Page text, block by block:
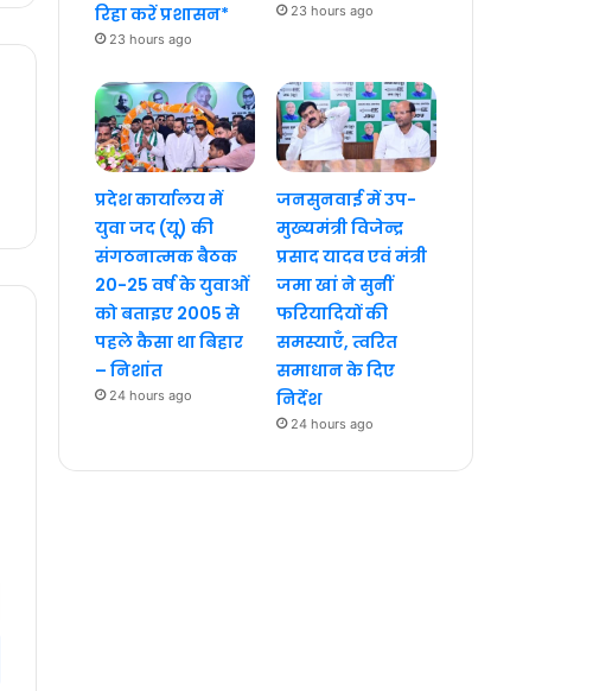
रिहा करें प्रशासन*
23 hours ago
23 hours ago
प्रदेश कार्यालय में
युवा जद (यू) की
संगठनात्मक बैठक
20-25 वर्ष के युवाओं
को बताइए 2005 से
पहले कैसा था बिहार
– निशांत
24 hours ago
जनसुनवाई में उप-
मुख्यमंत्री विजेन्द्र
प्रसाद यादव एवं मंत्री
जमा खां ने सुनीं
फरियादियों की
समस्याएँ, त्वरित
समाधान के दिए
निर्देश
24 hours ago